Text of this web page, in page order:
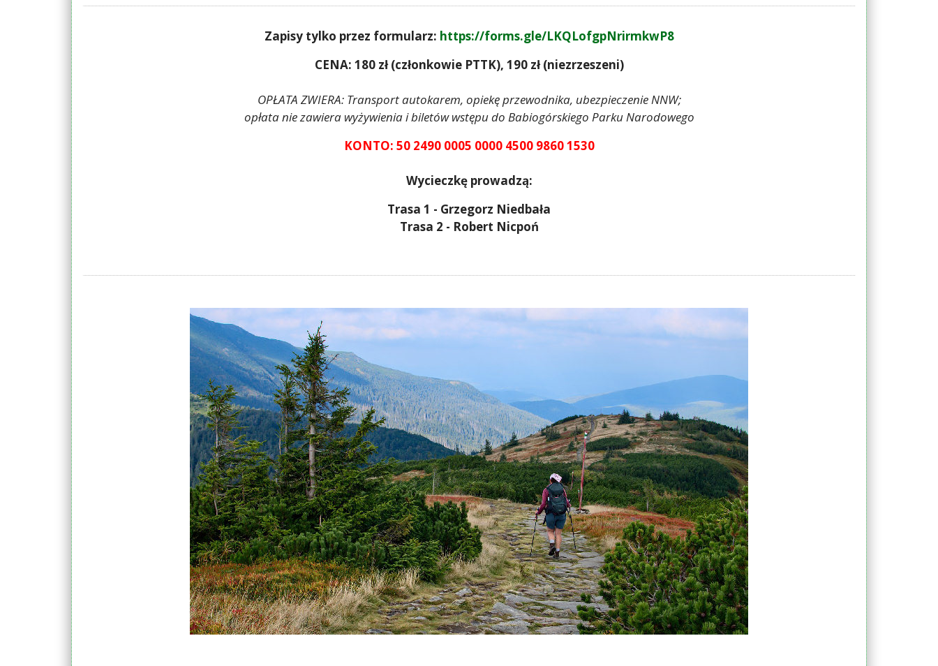
Zapisy tylko przez formularz: https://forms.gle/LKQLofgpNrirmkwP8
CENA: 180 zł (członkowie PTTK), 190 zł (niezrzeszeni)
OPŁATA ZWIERA: Transport autokarem, opiekę przewodnika, ubezpieczenie NNW;
opłata nie zawiera wyżywienia i biletów wstępu do Babiogórskiego Parku Narodowego
KONTO: 50 2490 0005 0000 4500 9860 1530
Wycieczkę prowadzą:
Trasa 1 - Grzegorz Niedbała
Trasa 2 - Robert Nicpoń